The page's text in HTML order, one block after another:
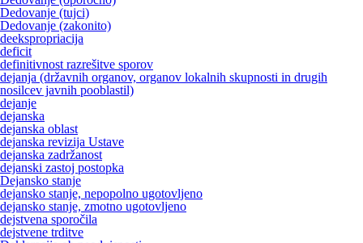
Dedovanje (tujci)
Dedovanje (zakonito)
deekspropriacija
deficit
definitivnost razrešitve sporov
dejanja (državnih organov, organov lokalnih skupnosti in drugih
nosilcev javnih pooblastil)
dejanje
dejanska
dejanska oblast
dejanska revizija Ustave
dejanska zadržanost
dejanski zastoj postopka
Dejansko stanje
dejansko stanje, nepopolno ugotovljeno
dejansko stanje, zmotno ugotovljeno
dejstvena sporočila
dejstvene trditve